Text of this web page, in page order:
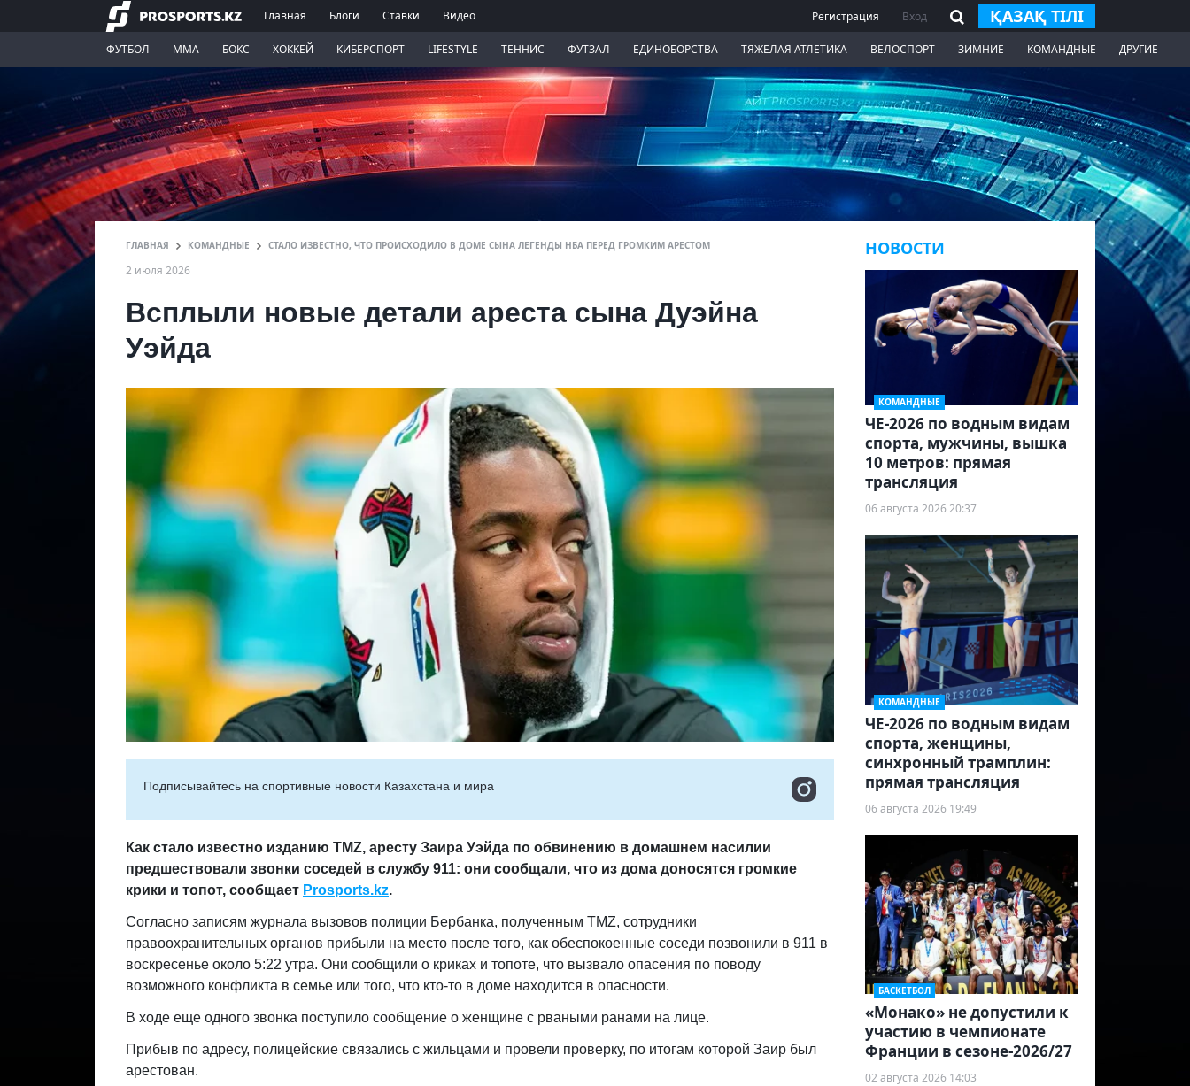
Главная Блоги Ставки Видео Регистрация Вход ҚАЗАҚ ТІЛІ
ФУТБОЛ ММА БОКС ХОККЕЙ КИБЕРСПОРТ LIFESTYLE ТЕННИС ФУТЗАЛ ЕДИНОБОРСТВА ТЯЖЕЛАЯ АТЛЕТИКА ВЕЛОСПОРТ ЗИМНИЕ КОМАНДНЫЕ ДРУГИЕ
ГЛАВНАЯ КОМАНДНЫЕ СТАЛО ИЗВЕСТНО, ЧТО ПРОИСХОДИЛО В ДОМЕ СЫНА ЛЕГЕНДЫ НБА ПЕРЕД ГРОМКИМ АРЕСТОМ
2 июля 2026
Всплыли новые детали ареста сына Дуэйна
Уэйда
Подписывайтесь на cпортивные новости Казахстана и мира
Как стало известно изданию TMZ, аресту Заира Уэйда по обвинению в домашнем насилии
предшествовали звонки соседей в службу 911: они сообщали, что из дома доносятся громкие
крики и топот, сообщает Prosports.kz.
Согласно записям журнала вызовов полиции Бербанка, полученным TMZ, сотрудники
правоохранительных органов прибыли на место после того, как обеспокоенные соседи позвонили в 911 в
воскресенье около 5:22 утра. Они сообщили о криках и топоте, что вызвало опасения по поводу
возможного конфликта в семье или того, что кто-то в доме находится в опасности.
В ходе еще одного звонка поступило сообщение о женщине с рваными ранами на лице.
Прибыв по адресу, полицейские связались с жильцами и провели проверку, по итогам которой Заир был
арестован.
НОВОСТИ
КОМАНДНЫЕ
ЧЕ-2026 по водным видам
спорта, мужчины, вышка
10 метров: прямая
трансляция
06 августа 2026 20:37
КОМАНДНЫЕ
ЧЕ-2026 по водным видам
спорта, женщины,
синхронный трамплин:
прямая трансляция
06 августа 2026 19:49
БАСКЕТБОЛ
«Монако» не допустили к
участию в чемпионате
Франции в сезоне-2026/27
02 августа 2026 14:03